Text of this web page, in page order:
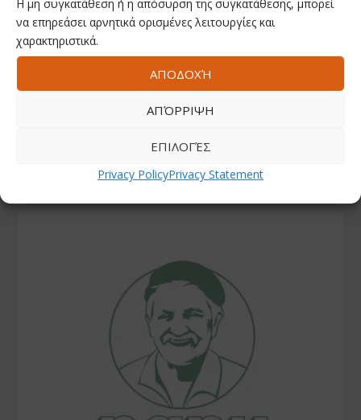
Η μη συγκατάθεση ή η απόσυρση της συγκατάθεσης, μπορεί
να επηρεάσει αρνητικά ορισμένες λειτουργίες και
χαρακτηριστικά.
ΑΠΟΔΟΧΉ
ΑΠΌΡΡΙΨΗ
ΕΠΙΛΟΓΈΣ
Privacy PolicyPrivacy Statement
ΑΚΟΛΟΥΘΗΣΤΕ ΜΑΣ